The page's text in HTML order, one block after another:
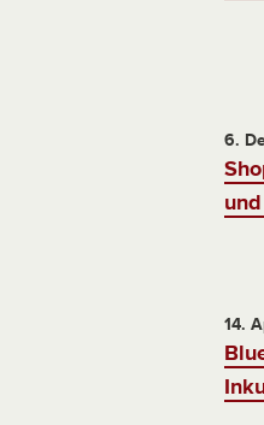
6.
14.